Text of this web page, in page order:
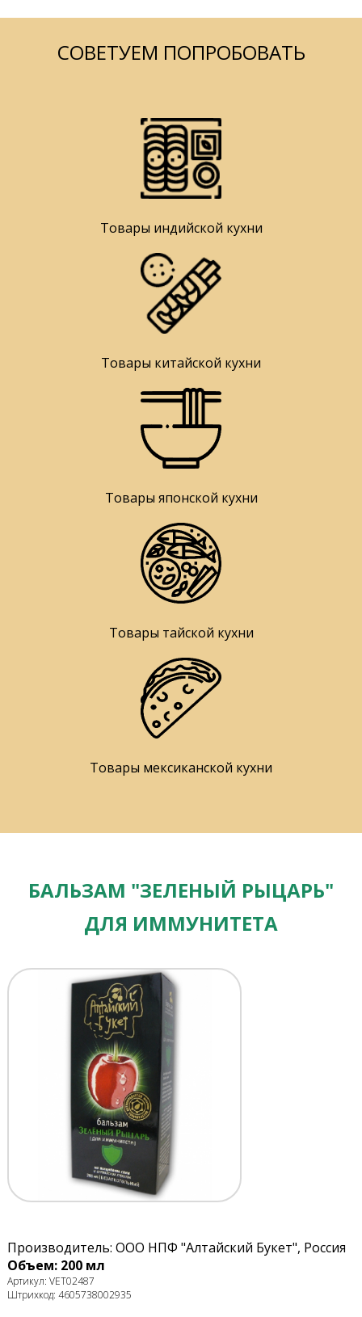
СОВЕТУЕМ ПОПРОБОВАТЬ
Товары индийской кухни
Товары китайской кухни
Товары японской кухни
Товары тайской кухни
Товары мексиканской кухни
БАЛЬЗАМ "ЗЕЛЕНЫЙ РЫЦАРЬ"
ДЛЯ ИММУНИТЕТА
Производитель: ООО НПФ "Алтайский Букет", Россия
Объем: 200 мл
Артикул: VET02487
Штрихкод: 4605738002935